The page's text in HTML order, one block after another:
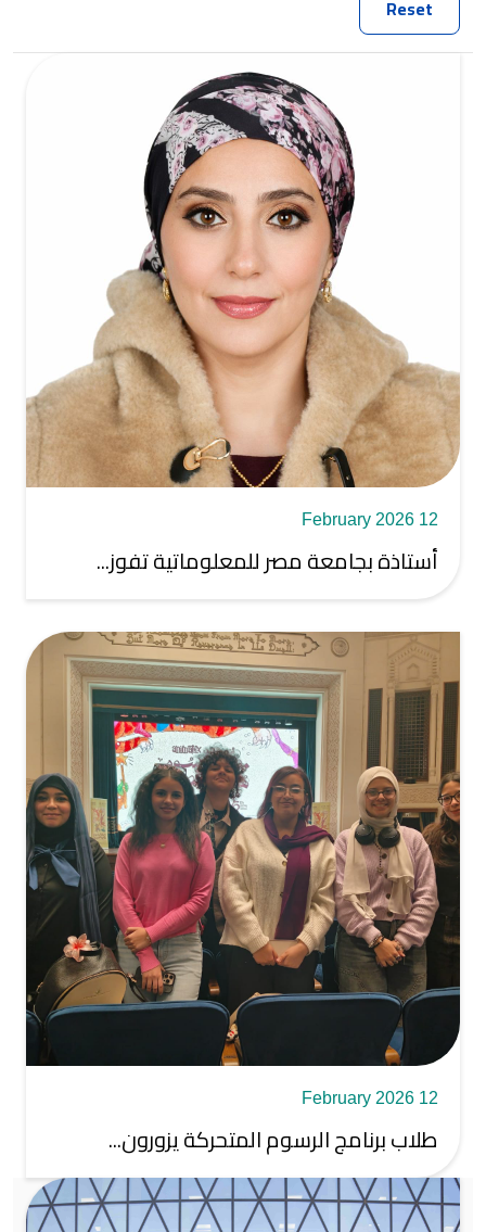
Reset
12 February 2026
أستاذة بجامعة مصر للمعلوماتية تفوز...
12 February 2026
طلاب برنامج الرسوم المتحركة يزورون...